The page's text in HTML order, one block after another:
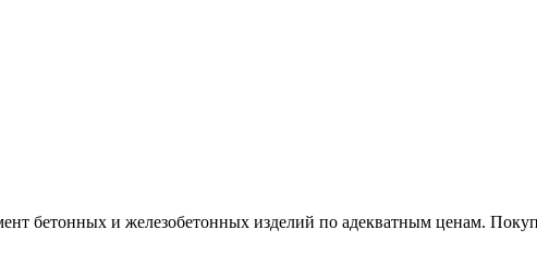
бетонных и железобетонных изделий по адекватным ценам.